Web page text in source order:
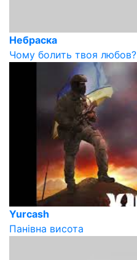
Небраска
Чому болить твоя любов?
Yurcash
Панівна висота